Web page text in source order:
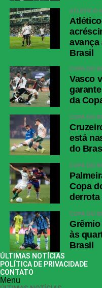
ATLÉTICO-
avança
Brasil
COPA DO
Vasco
da
COPA DO
está
do
COPA DO
Copa
derrota
COPA DO
às
Brasil
ÚLTIMAS NOTÍCIAS
POLÍTICA DE PRIVACIDADE
CONTATO
Menu